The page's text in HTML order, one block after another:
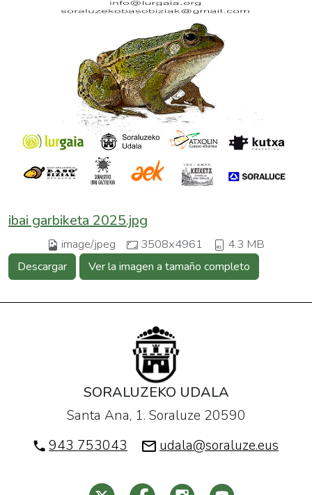
ibai garbiketa 2025.jpg
image/jpeg 3508x4961 4.3 MB
Descargar Ver la imagen a tamaño completo
SORALUZEKO UDALA
Santa Ana, 1. Soraluze 20590
943 753043
udala@soraluze.eus